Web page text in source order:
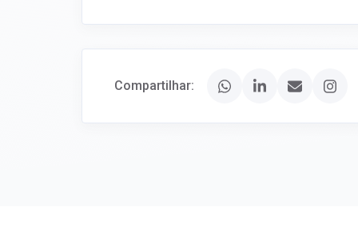
Compartilhar: